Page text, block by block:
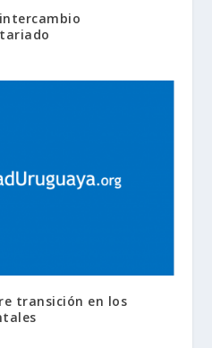
transición en los